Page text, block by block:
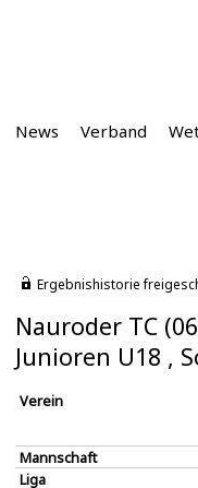
News Verband
Ergebnishistorie
Nauroder TC
Junioren U18 ,
Verein
Mannschaft
Liga